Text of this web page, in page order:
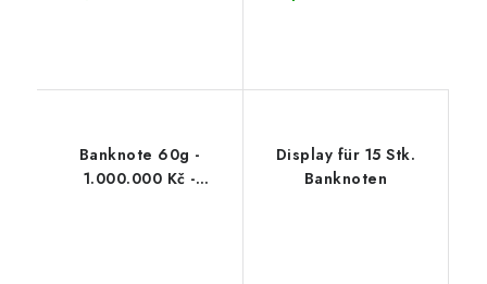
Banknote 60g -
1.000.000 Kč -
Display für 15 Stk.
Banknoten